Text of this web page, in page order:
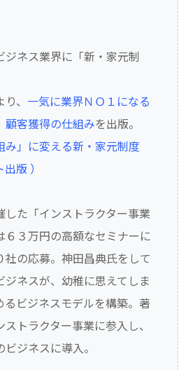
ジネス業界に「新・家元制
、 一気に業界ＮＯ１になる
顧客獲得の仕組みを出版。
み」に変える新・家元制度
版 ）
した「インストラクター事業
６３万円の高額なセミナーに
社の応募。神田昌典氏をして
ジネスが、幼稚に思えてしま
るビジネスモデルを構築。著
トラクター事業に参入し、
ジネスに導入。